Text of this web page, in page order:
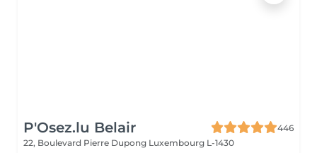
P'Osez.lu Belair
446
22, Boulevard Pierre Dupong Luxembourg L-1430